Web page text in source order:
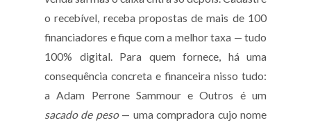
o recebível, receba propostas de mais de 100
financiadores e fique com a melhor taxa — tudo
100% digital. Para quem fornece, há uma
consequência concreta e financeira nisso tudo:
a Adam Perrone Sammour e Outros é um
sacado de peso— uma compradora cujo nome